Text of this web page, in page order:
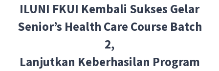
ILUNI FKUI Kembali Sukses Gelar
Senior’s Health Care Course Batch
2,
Lanjutkan Keberhasilan Program